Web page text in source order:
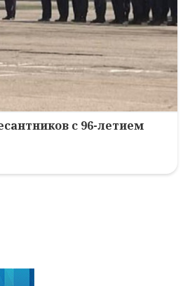
с 96-летием